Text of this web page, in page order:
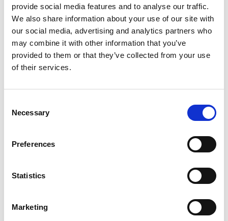
provide social media features and to analyse our traffic.
We also share information about your use of our site with
our social media, advertising and analytics partners who
may combine it with other information that you’ve
provided to them or that they’ve collected from your use
of their services.
Selection
Necessary
Preferences
Statistics
Marketing
Hjørneliste
Hvid Malet Lister
Skureliste